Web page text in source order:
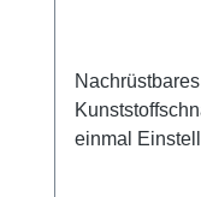
einmal